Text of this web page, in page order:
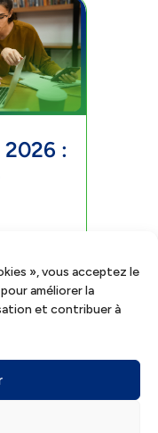
», vous acceptez le
améliorer la
et contribuer à
: